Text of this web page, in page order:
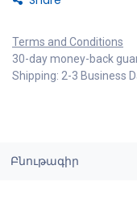
Terms and Conditions
30-day money-back
Shipping: 2-3 Business
Բնութագիր